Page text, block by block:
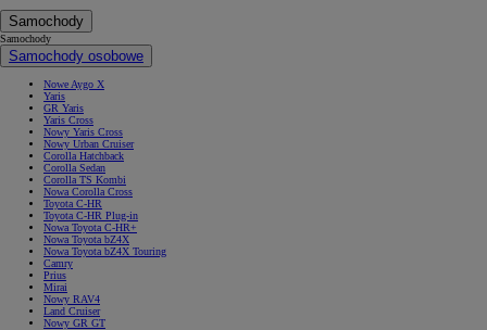
Samochody
Samochody
Samochody osobowe
Nowe Aygo X
Yaris
GR Yaris
Yaris Cross
Nowy Yaris Cross
Nowy Urban Cruiser
Corolla Hatchback
Corolla Sedan
Corolla TS Kombi
Nowa Corolla Cross
Toyota C-HR
Toyota C-HR Plug-in
Nowa Toyota C-HR+
Nowa Toyota bZ4X
Nowa Toyota bZ4X Touring
Camry
Prius
Mirai
Nowy RAV4
Land Cruiser
Nowy GR GT